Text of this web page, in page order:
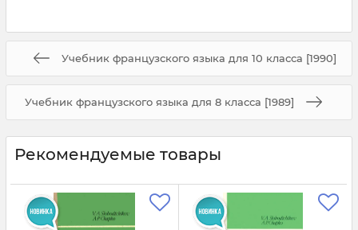
Учебник французского языка для 10 класса [1990]
Учебник французского языка для 8 класса [1989]
Рекомендуемые товары